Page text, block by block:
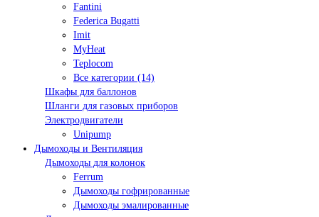
Fantini
Federica Bugatti
Imit
MyHeat
Teplocom
Все категории (14)
Шкафы для баллонов
Шланги для газовых приборов
Электродвигатели
Unipump
Дымоходы и Вентиляция
Дымоходы для колонок
Ferrum
Дымоходы гофрированные
Дымоходы эмалированные